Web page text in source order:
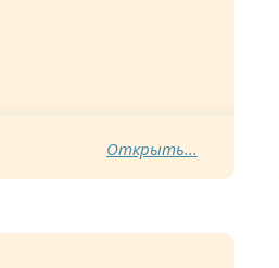
Открыть...